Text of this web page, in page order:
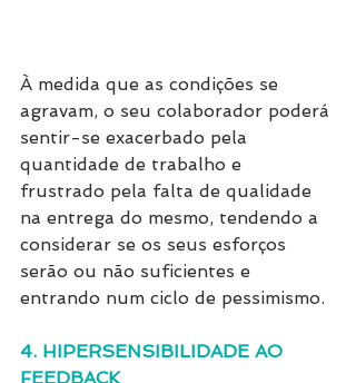
À medida que as condições se
agravam, o seu colaborador poderá
sentir-se exacerbado pela
quantidade de trabalho e
frustrado pela falta de qualidade
na entrega do mesmo, tendendo a
considerar se os seus esforços
serão ou não suficientes e
entrando num ciclo de pessimismo.
4. HIPERSENSIBILIDADE AO
FEEDBACK